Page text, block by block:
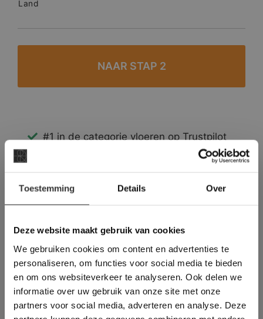
Toestemming Details Over
Deze website maakt gebruik van cookies
We gebruiken cookies om content en advertenties te
personaliseren, om functies voor social media te bieden
en om ons websiteverkeer te analyseren. Ook delen we
informatie over uw gebruik van onze site met onze
partners voor social media, adverteren en analyse. Deze
Land
#1 in de categorie vloeren op Trustpilot
Binnen 24 uur een passende offerte
Meer dan 500 m2 showroom
Deze website maakt
gebruik van cookies.
This Cookie Banner was deleted and is no
longer working. Please contact the website
administrator.
Deze website gebruikt cookies om de
gebruikerservaring te verbeteren. Door
gebruik te maken van onze website geeft u
toestemming voor alle cookies in
overeenstemming met ons cookiebeleid.Lees
verder